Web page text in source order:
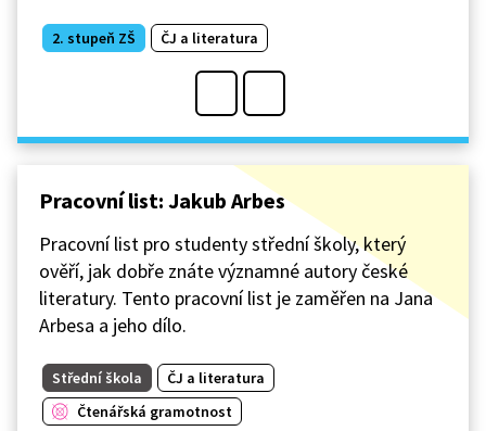
2. stupeň ZŠ ČJ a literatura
Pracovní list: Jakub Arbes
Pracovní list pro studenty střední školy, který
ověří, jak dobře znáte významné autory české
literatury. Tento pracovní list je zaměřen na Jana
Arbesa a jeho dílo.
Střední škola
ČJ a literatura
Čtenářská gramotnost